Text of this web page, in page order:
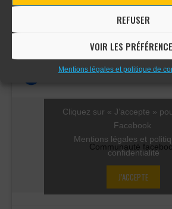
REFUSER
VOIR LES
Mentions légales et politique de
Communauté
Cliquez sur « J’accepte »
Facebook
Mentions légales et
confidentialité
J’ACCEPTE